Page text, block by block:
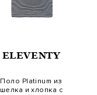
ELEVENTY
Поло Platinum из
шелка и хлопка с